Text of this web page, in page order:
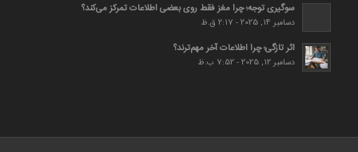
سوگیری توجه؛ چرا مغز فقط روی بعضی اطلاعات تمرکز می‌کند؟
دسامبر 14, 2025 - 2:17 ق.ظ
اثر تازگی؛ چرا اطلاعات آخر مهم‌ترند؟
دسامبر 12, 2025 - 7:52 ب.ظ